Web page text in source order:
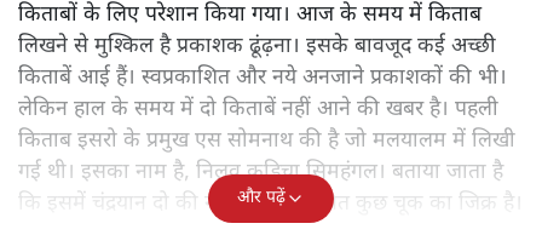
किताबों के लिए परेशान किया गया। आज के समय में किताब
लिखने से मुश्किल है प्रकाशक ढूंढ़ना। इसके बावजूद कई अच्छी
किताबें आई हैं। स्वप्रकाशित और नये अनजाने प्रकाशकों की भी।
लेकिन हाल के समय में दो किताबें नहीं आने की खबर है। पहली
किताब इसरो के प्रमुख एस सोमनाथ की है जो मलयालम में लिखी
गई थी। इसका नाम है, निलवु कुडिचा सिमहंगल। बताया जाता है
कि इसमें चंद्रयान दो की नाकामी से संबंधित कुछ चूक का जिक्र है।
और पढ़ें